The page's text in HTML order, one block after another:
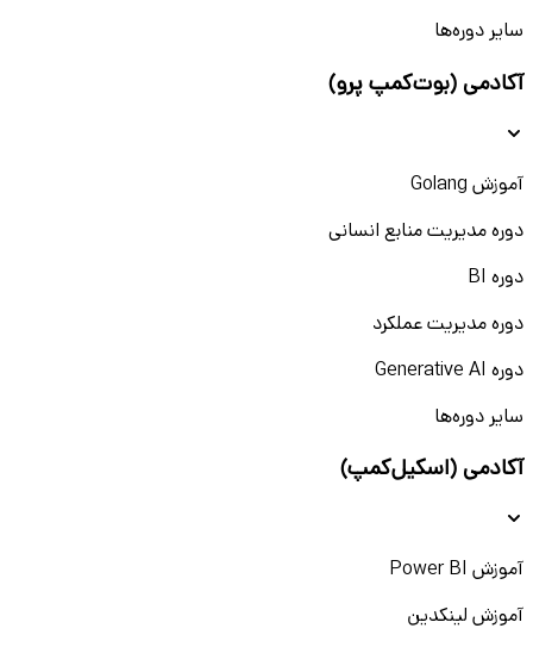
سایر دوره‌ها
آکادمی (بوت‌کمپ پرو)
آموزش Golang
دوره مدیریت منابع انسانی
دوره BI
دوره مدیریت عملکرد
دوره Generative AI
سایر دوره‌ها
آکادمی (اسکیل‌کمپ)
آموزش Power BI
آموزش لینکدین